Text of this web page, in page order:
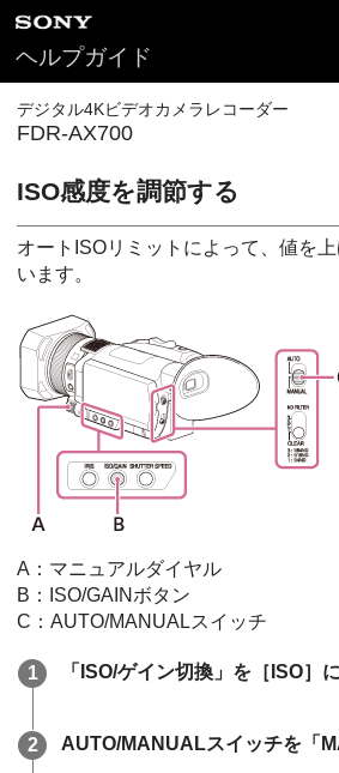
ヘルプガイド
デジタル4Kビデオカメラレコーダー
FDR-AX700
ISO感度を調節する
オートISOリミットによって、値を
います。
A：マニュアルダイヤル
B：ISO/GAINボタン
C：AUTO/MANUALスイッチ
「ISO/ゲイン切換」を［ISO］
AUTO/MANUALスイッチを「